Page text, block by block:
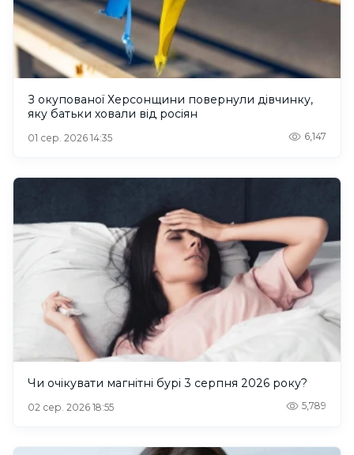
З окупованої Херсонщини повернули дівчинку,
яку батьки ховали від росіян
01 сер. 2026 14:35 6,147
Чи очікувати магнітні бурі 3 серпня 2026 року?
02 сер. 2026 18:55 5,789